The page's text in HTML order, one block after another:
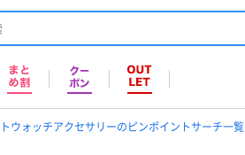
ウォッチアクセサリーのピンポイントサーチ一覧